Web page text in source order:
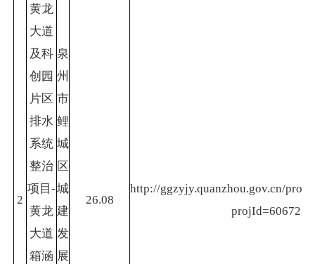
2
黄龙
大道
及科
创园
片区
排水
系统
整治
项目-
黄龙
大道
箱涵
泉
州
市
鲤
城
区
城
建
发
展
26.08
http://ggzyjy.quanzhou.gov.cn/
projId=60672